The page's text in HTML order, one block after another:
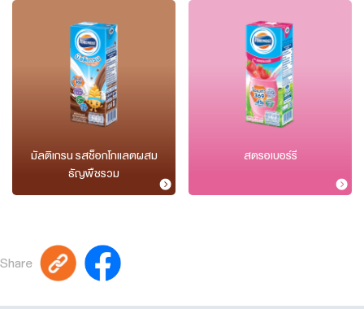
มัลติเกรน รสช็อกโกแลตผสม
ธัญพืชรวม
สตรอเบอร์รี
Share